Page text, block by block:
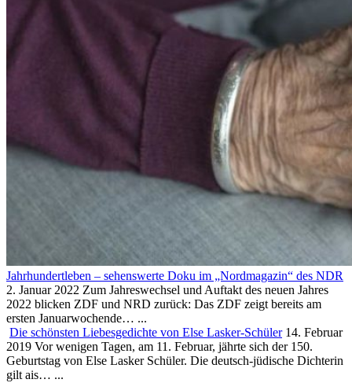
Jahrhundertleben – sehenswerte Doku im „Nordmagazin“ des NDR
2. Januar 2022 Zum Jahreswechsel und Auftakt des neuen Jahres
2022 blicken ZDF und NRD zurück: Das ZDF zeigt bereits am
ersten Januarwochende… ...
Die schönsten Liebesgedichte von Else Lasker-Schüler 14. Februar
2019 Vor wenigen Tagen, am 11. Februar, jährte sich der 150.
Geburtstag von Else Lasker Schüler. Die deutsch-jüdische Dichterin
gilt ais… ...